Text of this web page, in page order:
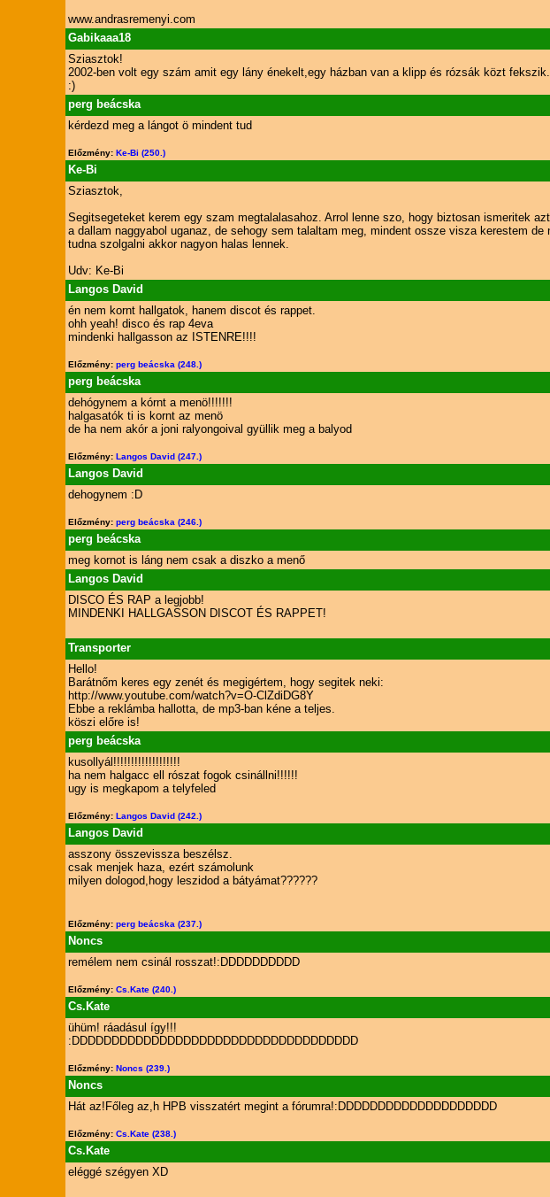
www.andrasremenyi.com
Gabikaaa18
Sziasztok!
2002-ben volt egy szám amit egy lány énekelt,egy házban van a klipp és rózsák közt
:)
perg beácska
kérdezd meg a lángot ö mindent tud
Előzmény: Ke-Bi (250.)
Ke-Bi
Sziasztok,
Segitsegeteket kerem egy szam megtalalasahoz. Arrol lenne szo, hogy biztosan ismeritek
a dallam naggyabol uganaz, de sehogy sem talaltam meg, mindent ossze visza kerestem
tudna szolgalni akkor nagyon halas lennek.
Udv: Ke-Bi
Langos David
én nem kornt hallgatok, hanem discot és rappet.
ohh yeah! disco és rap 4eva
mindenki hallgasson az ISTENRE!!!!
Előzmény: perg beácska (248.)
perg beácska
dehógynem a kórnt a menö!!!!!!!
halgasatók ti is kornt az menö
de ha nem akór a joni ralyongoival gyüllik meg a balyod
Előzmény: Langos David (247.)
Langos David
dehogynem :D
Előzmény: perg beácska (246.)
perg beácska
meg kornot is láng nem csak a diszko a menő
Langos David
DISCO ÉS RAP a legjobb!
MINDENKI HALLGASSON DISCOT ÉS RAPPET!
Transporter
Hello!
Barátnőm keres egy zenét és megigértem, hogy segitek neki:
http://www.youtube.com/watch?v=O-ClZdiDG8Y
Ebbe a reklámba hallotta, de mp3-ban kéne a teljes.
köszi előre is!
perg beácska
kusollyál!!!!!!!!!!!!!!!!!!!
ha nem halgacc ell rószat fogok csinállni!!!!!!
ugy is megkapom a telyfeled
Előzmény: Langos David (242.)
Langos David
asszony összevissza beszélsz.
csak menjek haza, ezért számolunk
milyen dologod,hogy leszidod a bátyámat??????
Előzmény: perg beácska (237.)
Noncs
remélem nem csinál rosszat!:DDDDDDDDDD
Előzmény: Cs.Kate (240.)
Cs.Kate
ühüm! ráadásul így!!!
:DDDDDDDDDDDDDDDDDDDDDDDDDDDDDDDDDDDD
Előzmény: Noncs (239.)
Noncs
Hát az!Főleg az,h HPB visszatért megint a fórumra!:DDDDDDDDDDDDDDDDDDDD
Előzmény: Cs.Kate (238.)
Cs.Kate
eléggé szégyen XD